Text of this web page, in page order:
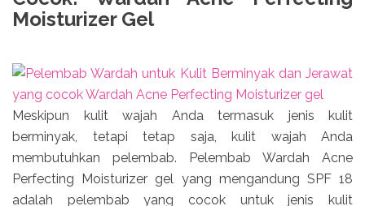
Moisturizer Gel
Meskipun kulit wajah Anda termasuk jenis kulit
berminyak, tetapi tetap saja, kulit wajah Anda
membutuhkan pelembab. Pelembab Wardah Acne
Perfecting Moisturizer gel yang mengandung SPF 18
adalah pelembab yang cocok untuk jenis kulit